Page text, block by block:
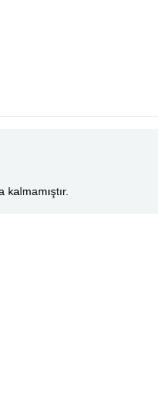
kalmamıştır.